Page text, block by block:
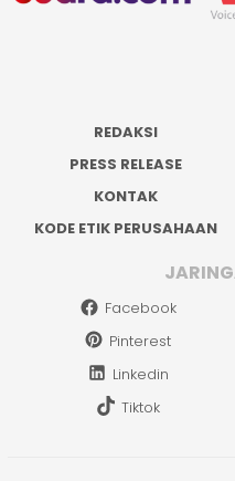
REDAKSI
PRESS RELEASE
KONTAK
KODE ETIK PERUSAHAAN
Facebook
Pinterest
Linkedin
Tiktok